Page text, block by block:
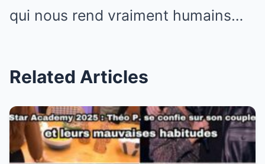
qui nous rend vraiment humains…
Related Articles